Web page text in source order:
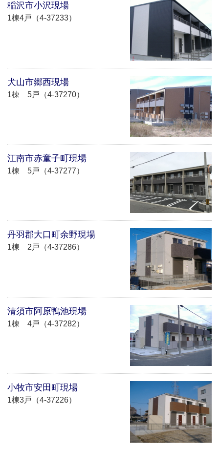
稲沢市小沢現場
1棟4戸（4-37233）
犬山市郷西現場
1棟 5戸（4-37270）
江南市赤童子町現場
1棟 5戸（4-37277）
丹羽郡大口町余野現場
1棟 2戸（4-37286）
清須市阿原鴨池現場
1棟 4戸（4-37282）
小牧市安田町現場
1棟3戸（4-37226）